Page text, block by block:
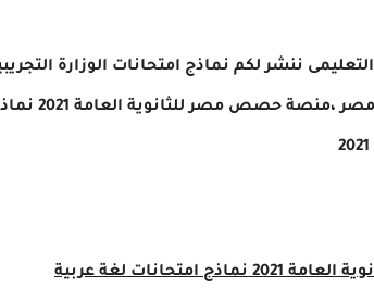
ننشر لكم نماذج امتحانات الوزارة
2021 من
امتحانات لغة عربية